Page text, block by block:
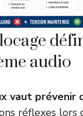
audio
vaut prévenir
réflexes lors